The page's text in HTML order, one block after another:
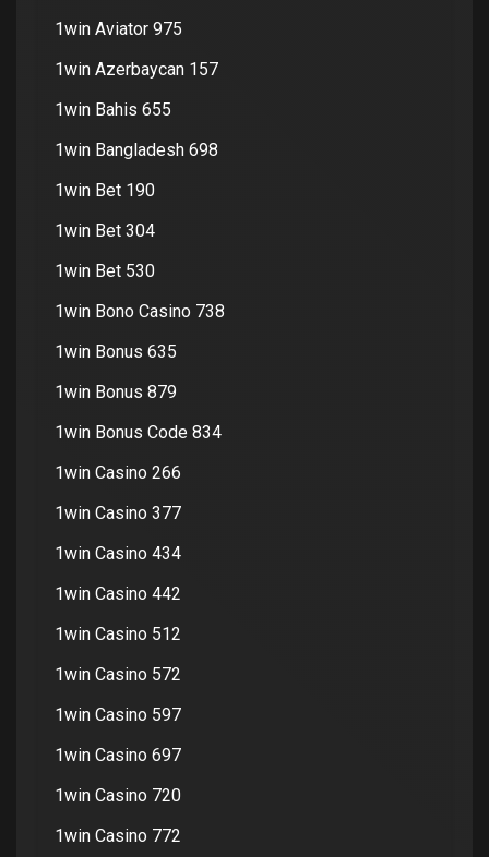
1win Aviator 975
1win Azerbaycan 157
1win Bahis 655
1win Bangladesh 698
1win Bet 190
1win Bet 304
1win Bet 530
1win Bono Casino 738
1win Bonus 635
1win Bonus 879
1win Bonus Code 834
1win Casino 266
1win Casino 377
1win Casino 434
1win Casino 442
1win Casino 512
1win Casino 572
1win Casino 597
1win Casino 697
1win Casino 720
1win Casino 772